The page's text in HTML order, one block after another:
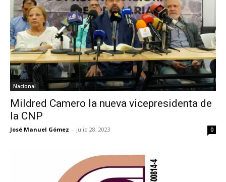
Nacional
Mildred Camero la nueva vicepresidenta de
la CNP
José Manuel Gómez - julio 28, 2023 0